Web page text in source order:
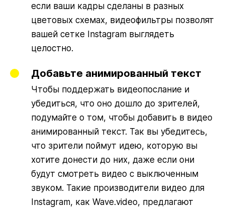
если ваши кадры сделаны в разных
цветовых схемах, видеофильтры позволят
вашей сетке Instagram выглядеть
целостно.
Добавьте анимированный текст
Чтобы поддержать видеопослание и
убедиться, что оно дошло до зрителей,
подумайте о том, чтобы добавить в видео
анимированный текст. Так вы убедитесь,
что зрители поймут идею, которую вы
хотите донести до них, даже если они
будут смотреть видео с выключенным
звуком. Такие производители видео для
Instagram, как Wave.video, предлагают